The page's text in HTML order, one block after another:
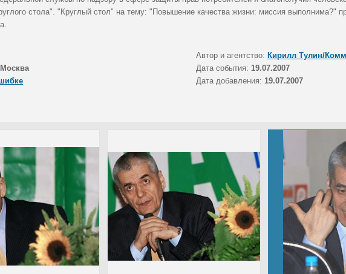
стола". "Круглый стол" на тему: "Повышение качества жизни: миссия выполнима?"
Автор и агентство: Кирилл Тулин/
Дата события: 19.07.2007
Дата добавления: 19.07.2007